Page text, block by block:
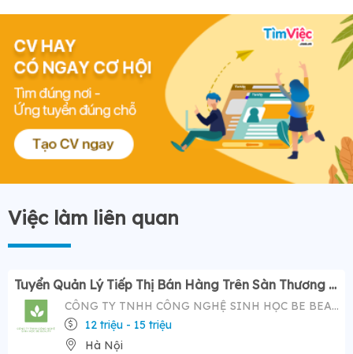
Việc làm liên quan
Tuyển Quản Lý Tiếp Thị Bán Hàng Trên Sàn Thương Mại Điện Tử ( Tiktok Shop)- Mức Lương Hấp Dẫn 12-20 Triệu
CÔNG TY TNHH CÔNG NGHỆ SINH HỌC BE BEAUTY
12 triệu - 15 triệu
Hà Nội